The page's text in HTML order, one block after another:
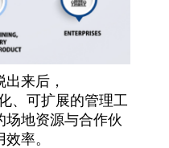
来后，
、可扩展的管理工
地资源与合作伙
率。